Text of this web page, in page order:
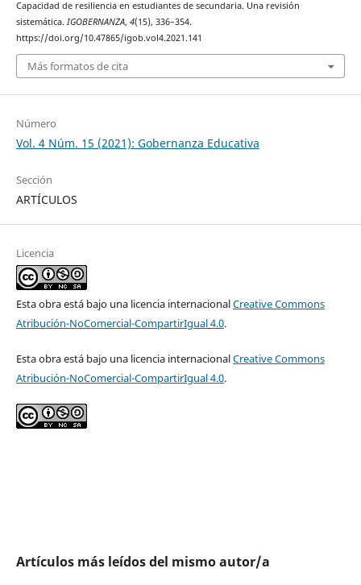
Capacidad de resiliencia en estudiantes de secundaria. Una revisión
sistemática. IGOBERNANZA, 4(15), 336–354.
https://doi.org/10.47865/igob.vol4.2021.141
Más formatos de cita
Número
Vol. 4 Núm. 15 (2021): Gobernanza Educativa
Sección
ARTÍCULOS
Licencia
Esta obra está bajo una licencia internacionalCreative Commons
Atribución-NoComercial-CompartirIgual 4.0.
Esta obra está bajo una licencia internacionalCreative Commons
Atribución-NoComercial-CompartirIgual 4.0.
Artículos más leídos del mismo autor/a